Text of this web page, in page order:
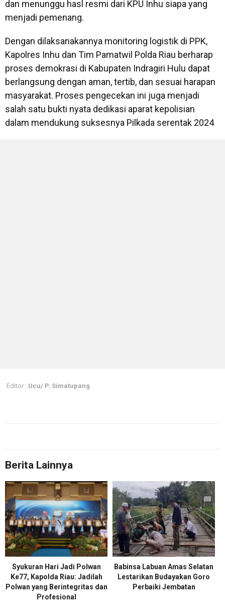
dan menunggu hasl resmi dari KPU Inhu siapa yang
menjadi pemenang.
Dengan dilaksanakannya monitoring logistik di PPK,
Kapolres Inhu dan Tim Pamatwil Polda Riau berharap
proses demokrasi di Kabupaten Indragiri Hulu dapat
berlangsung dengan aman, tertib, dan sesuai harapan
masyarakat. Proses pengecekan ini juga menjadi
salah satu bukti nyata dedikasi aparat kepolisian
dalam mendukung suksesnya Pilkada serentak 2024
Editor : Ucu/ P. Simatupang
Berita Lainnya
Syukuran Hari Jadi Polwan
Ke77, Kapolda Riau: Jadilah
Polwan yang Berintegritas dan
Profesional
Babinsa Labuan Amas Selatan
Lestarikan Budayakan Goro
Perbaiki Jembatan